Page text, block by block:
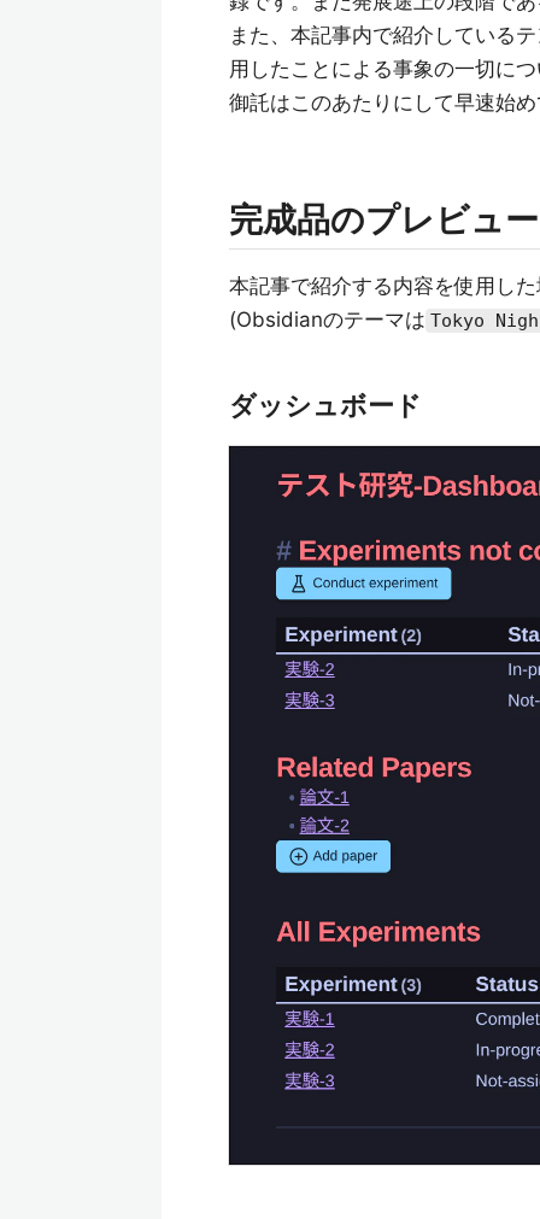
また、本記事内で紹介している
用したことによる事象の一切に
御託はこのあたりにして早速始
完成品のプレビュー
本記事で紹介する内容を使用し
(Obsidianのテーマは Tokyo
ダッシュボード